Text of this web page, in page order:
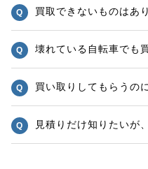
買取できないものはあ
壊れている自転車でも
買い取りしてもらうの
見積りだけ知りたいが